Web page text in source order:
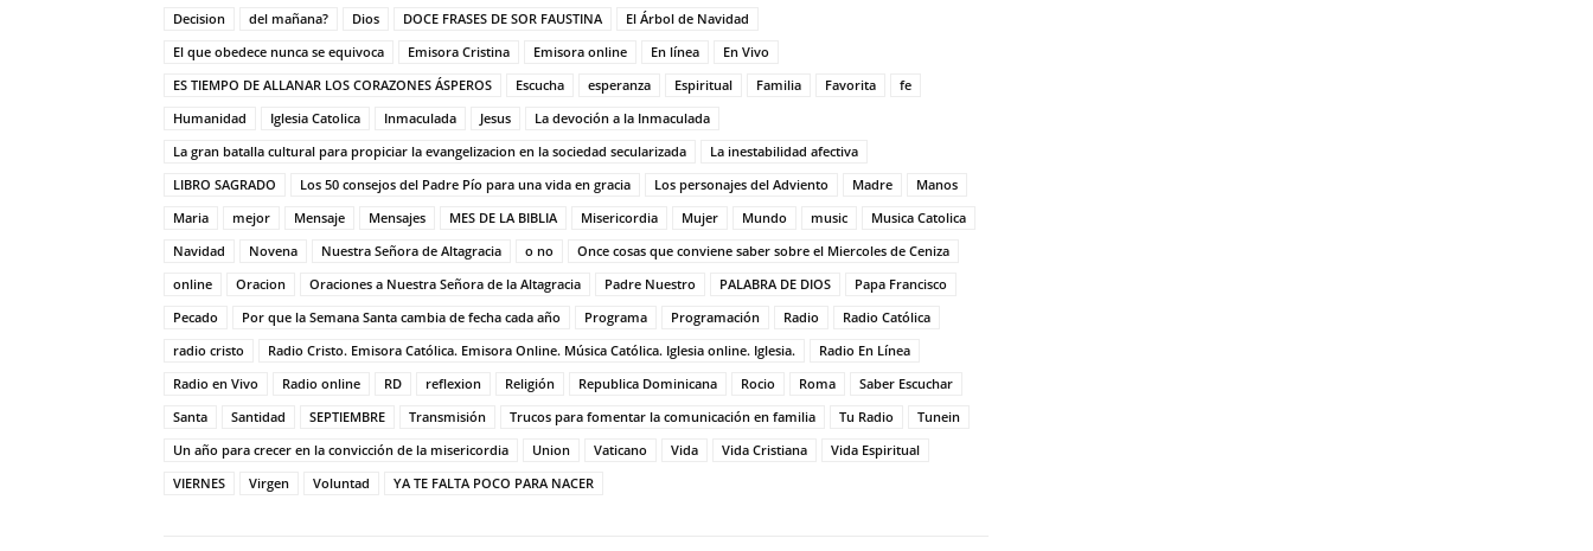
Decision
del mañana? Dios DOCE FRASES DE SOR FAUSTINA
El Árbol de Navidad
El que obedece nunca se equivoca
Emisora Cristina Emisora online En línea
En Vivo
ES TIEMPO DE ALLANAR LOS CORAZONES ÁSPEROS
Escucha esperanza Espiritual Familia Favorita
fe
Humanidad
Iglesia Catolica Inmaculada Jesus
La devoción a la Inmaculada
La gran batalla cultural para propiciar la evangelizacion en la sociedad secularizada
La inestabilidad afectiva
LIBRO SAGRADO
Los 50 consejos del Padre Pío para una vida en gracia Los personajes del Adviento Madre
Manos
Maria
mejor Mensaje Mensajes MES DE LA BIBLIA Misericordia Mujer Mundo music
Musica Catolica
Navidad
Novena Nuestra Señora de Altagracia o no
Once cosas que conviene saber sobre el Miercoles de Ceniza
online
Oracion Oraciones a Nuestra Señora de la Altagracia Padre Nuestro PALABRA DE DIOS
Papa Francisco
Pecado
Por que la Semana Santa cambia de fecha cada año Programa Programación Radio
Radio Católica
radio cristo
Radio Cristo. Emisora Católica. Emisora Online. Música Católica. Iglesia online. Iglesia.
Radio En Línea
Radio en Vivo
Radio online RD reflexion Religión Republica Dominicana Rocio Roma
Saber Escuchar
Santa
Santidad SEPTIEMBRE Transmisión Trucos para fomentar la comunicación en familia Tu Radio
Tunein
Un año para crecer en la convicción de la misericordia
Union Vaticano Vida Vida Cristiana
Vida Espiritual
VIERNES
Virgen Voluntad YA TE FALTA POCO PARA NACER